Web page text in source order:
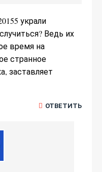
украли
Ведь их
время на
странное
заставляет
ОТВЕТИТЬ